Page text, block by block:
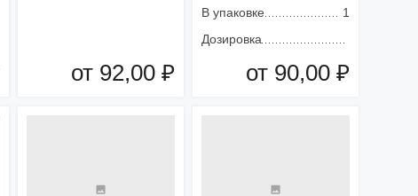
от 92,00 ₽
В упаковке
1
Дозировка
от 90,00 ₽